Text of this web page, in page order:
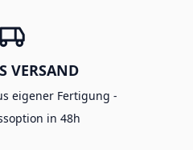
VERSAND
eigener Fertigung -
in 48h